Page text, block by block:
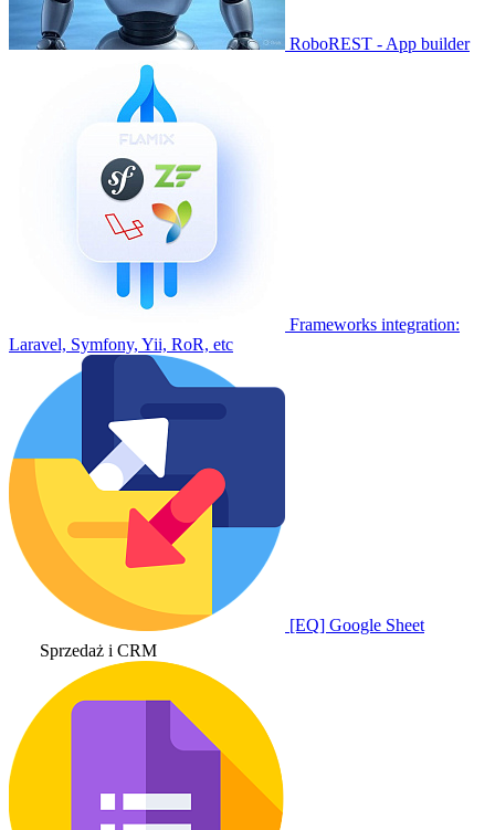
RoboREST - App builder
Frameworks integration:
Laravel, Symfony, Yii, RoR, etc
[EQ] Google Sheet
Sprzedaż i CRM